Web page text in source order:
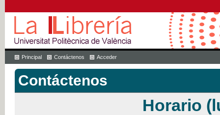
Principal Contáctenos Acceder
Contáctenos
Horario